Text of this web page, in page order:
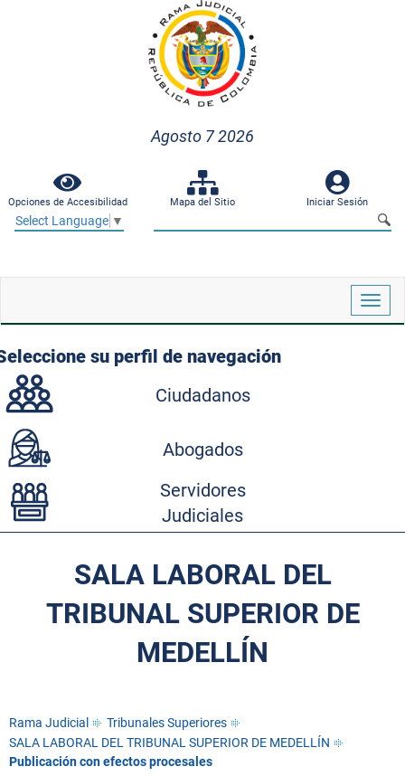
Agosto 7 2026
Opciones de Accesibilidad Mapa del Sitio Iniciar Sesión
Select Language ▼
su perfil de navegación
Ciudadanos
Abogados
Servidores
Judiciales
SALA LABORAL DEL
TRIBUNAL SUPERIOR DE
MEDELLÍN
Rama Judicial
Tribunales Superiores
SALA LABORAL DEL TRIBUNAL SUPERIOR DE MEDELLÍN
Publicación con efectos procesales